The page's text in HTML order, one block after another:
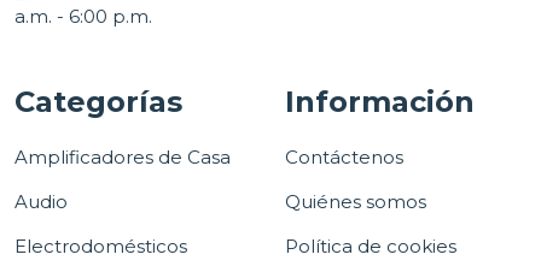
a.m. - 6:00 p.m.
Categorías
Amplificadores de Casa
Audio
Electrodomésticos
Información
Contáctenos
Quiénes somos
Política de cookies